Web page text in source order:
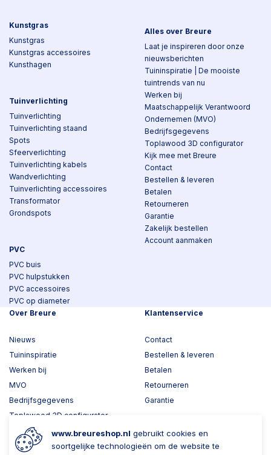
Kunstgras
Kunstgras
Kunstgras accessoires
Kunsthagen
Tuinverlichting
Tuinverlichting
Tuinverlichting staand
Spots
Sfeerverlichting
Tuinverlichting kabels
Wandverlichting
Tuinverlichting accessoires
Transformator
Grondspots
PVC
PVC buis
PVC hulpstukken
PVC accessoires
PVC op diameter
Alles over Breure
Laat je inspireren door onze
nieuwsberichten
Tuininspiratie | De mooiste
tuintrends van nu
Werken bij
Maatschappelijk Verantwoord
Ondernemen (MVO)
Bedrijfsgegevens
Toplawood 3D configurator
Kijk mee met Breure
Contact
Bestellen & leveren
Betalen
Retourneren
Garantie
Zakelijk bestellen
Account aanmaken
Over Breure
Nieuws
Tuininspiratie
Werken bij
MVO
Bedrijfsgegevens
Toplawood 3D configurator
Kijk mee met Breure
Klantenservice
Contact
Bestellen & leveren
Betalen
Retourneren
Garantie
www.breureshop.nl gebruikt cookies en
soortgelijke technologieën om de website te